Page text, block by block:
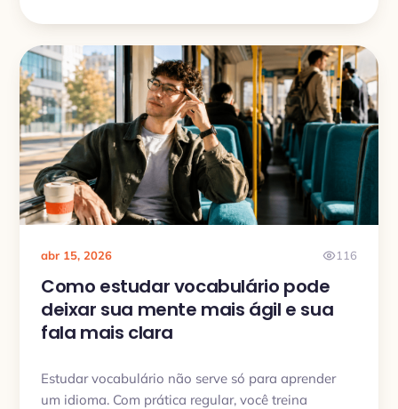
nem a sua rotina.
abr 15, 2026 116
Como estudar vocabulário pode
deixar sua mente mais ágil e sua
fala mais clara
Estudar vocabulário não serve só para aprender
um idioma. Com prática regular, você treina